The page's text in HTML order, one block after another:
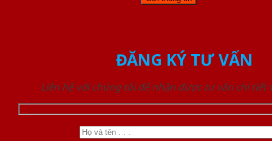
ĐĂNG KÝ TƯ VẤN
Liên hệ với chúng tôi để nhận được tư vấn chi tiết